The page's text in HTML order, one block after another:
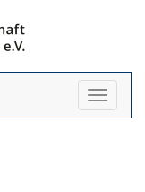
anzeigen